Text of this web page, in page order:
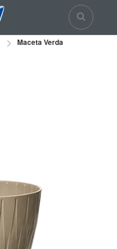
Maceta Verda